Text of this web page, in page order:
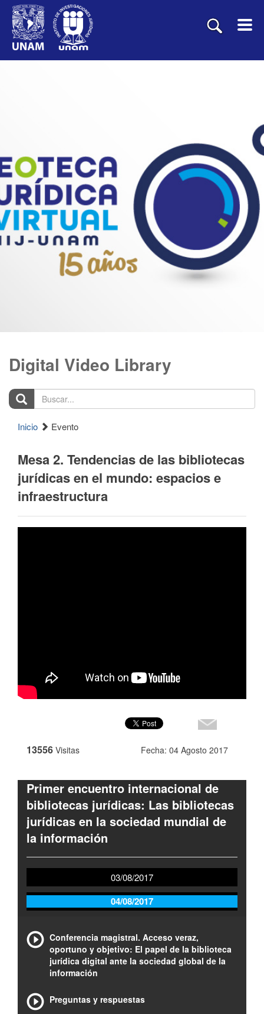
Digital Video Library
Buscar...
Inicio Evento
Mesa 2. Tendencias de las bibliotecas
jurídicas en el mundo: espacios e
infraestructura
13556 Visitas Fecha: 04 Agosto 2017
Primer encuentro internacional de
bibliotecas jurídicas: Las bibliotecas
jurídicas en la sociedad mundial de
la información
03/08/2017
04/08/2017
Conferencia magistral. Acceso veraz,
oportuno y objetivo: El papel de la biblioteca
jurídica digital ante la sociedad global de la
información
Preguntas y respuestas